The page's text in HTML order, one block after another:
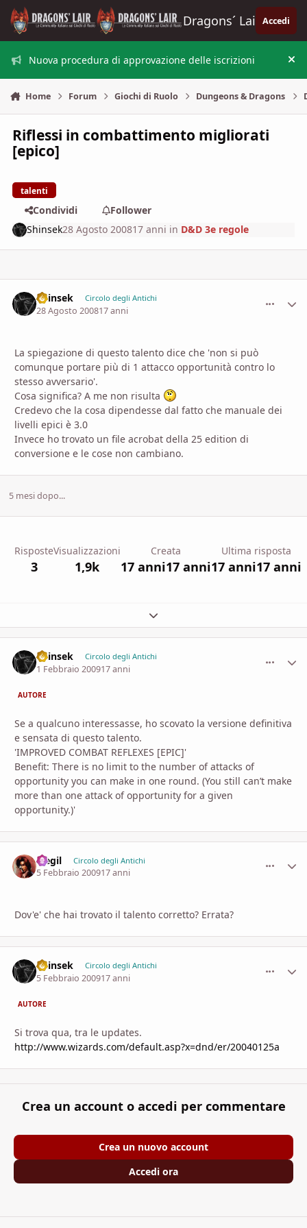
Vai al contenuto
Dragons´ Lair Accedi
Nuova procedura di approvazione delle iscrizioni
Home Forum Giochi di Ruolo Dungeons & Dragons
Riflessi in combattimento migliorati
[epico]
talenti
Condividi
Follower
Shinsek28 Agosto 200817 anni in D&D 3e regole
Shinsek Circolo degli Antichi
28 Agosto 200817 anni
La spiegazione di questo talento dice che 'non si può
comunque portare più di 1 attacco opportunità contro lo
stesso avversario'.
Cosa significa? A me non risulta
Credevo che la cosa dipendesse dal fatto che manuale dei
livelli epici è 3.0
Invece ho trovato un file acrobat della 25 edition di
conversione e le cose non cambiano.
5 mesi dopo...
Risposte
3
Visualizzazioni
1,9k
Creata
17 anni17 anni
Ultima risposta
17 anni17 anni
Espandi panoramica del topic
Shinsek Circolo degli Antichi
1 Febbraio 200917 anni
AUTORE
Se a qualcuno interessasse, ho scovato la versione definitiva
e sensata di questo talento.
'IMPROVED COMBAT REFLEXES [EPIC]'
Benefit: There is no limit to the number of attacks of
opportunity you can make in one round. (You still can’t make
more than one attack of opportunity for a given
opportunity.)'
Siegil Circolo degli Antichi
5 Febbraio 200917 anni
Dov'e' che hai trovato il talento corretto? Errata?
Shinsek Circolo degli Antichi
5 Febbraio 200917 anni
AUTORE
Si trova qua, tra le updates.
http://www.wizards.com/default.asp?x=dnd/er/20040125a
Crea un account o accedi per commentare
Crea un nuovo account
Accedi ora